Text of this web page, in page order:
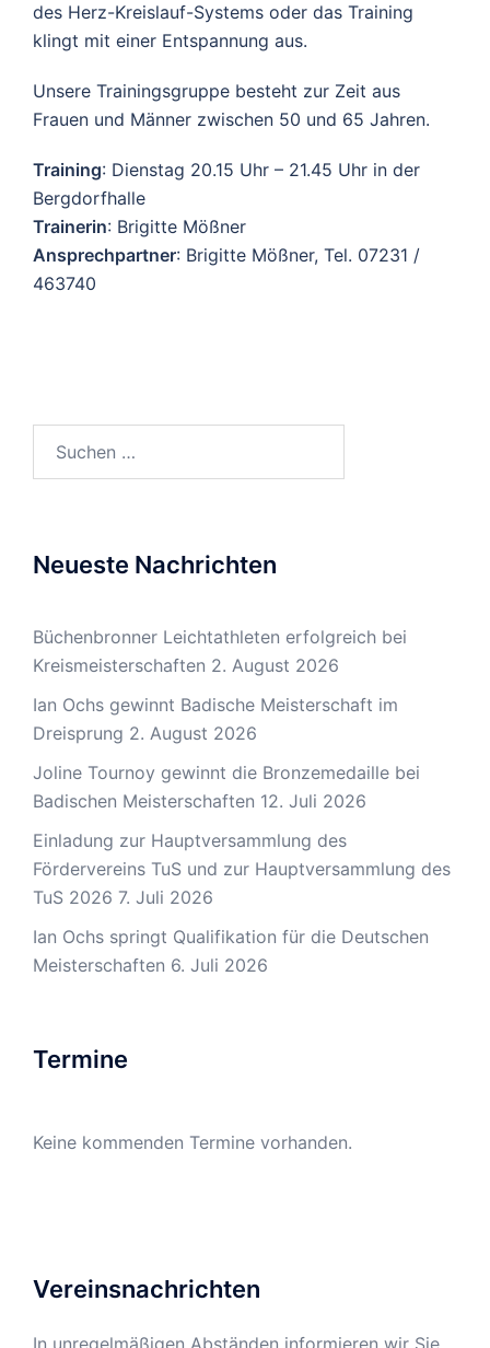
des Herz-Kreislauf-Systems oder das Training
klingt mit einer Entspannung aus.
Unsere Trainingsgruppe besteht zur Zeit aus
Frauen und Männer zwischen 50 und 65 Jahren.
Training: Dienstag 20.15 Uhr – 21.45 Uhr in der
Bergdorfhalle
Trainerin: Brigitte Mößner
Ansprechpartner: Brigitte Mößner, Tel. 07231 /
463740
Neueste Nachrichten
Büchenbronner Leichtathleten erfolgreich bei
Kreismeisterschaften 2. August 2026
Ian Ochs gewinnt Badische Meisterschaft im
Dreisprung 2. August 2026
Joline Tournoy gewinnt die Bronzemedaille bei
Badischen Meisterschaften 12. Juli 2026
Einladung zur Hauptversammlung des
Fördervereins TuS und zur Hauptversammlung des
TuS 2026 7. Juli 2026
Ian Ochs springt Qualifikation für die Deutschen
Meisterschaften 6. Juli 2026
Termine
Keine kommenden Termine vorhanden.
Vereinsnachrichten
In unregelmäßigen Abständen informieren wir Sie